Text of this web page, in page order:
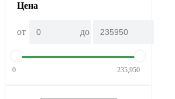
Цена
от до
0 235,950